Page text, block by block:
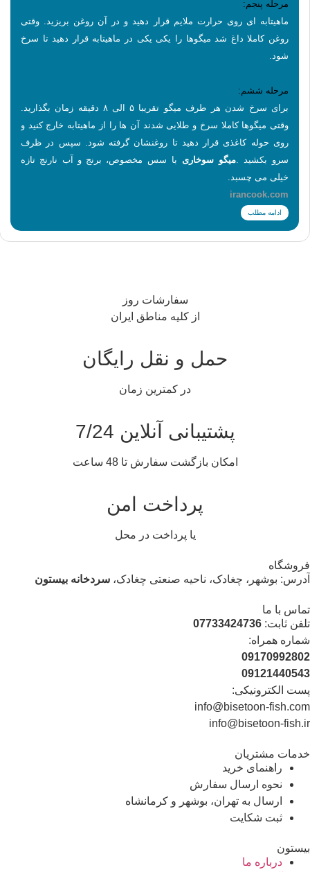
مرحله پنجم:
ماهیتابه ای روی حرارت ملایم قرار دهید و در آن روغن بریزید. وقتی
روغن کاملا داغ شد میگوها را یکی یکی در ماهیتابه قرار دهید تا سرخ
شود.
مرحله ششم:
برای سرخ شدن هر طرف میگو تقریبا ۵ الی ۸ دقیقه زمان بگذارید.
وقتی میگوها کاملا سرخ و طلایی شدند آن ها را از ماهیتابه خارج کنید و
روی حوله کاغذی قرار دهید تا روغنشان گرفته شود. سپس در ظرف
سرو بکشید.میگو سوخاری با سس مخصوص، برنج و آب نارنج تازه
خیلی می چسبد.
irancook.com
ادامه مطلب
سفارشات روز
از کلیه مناطق ایران
حمل و نقل رایگان
در کمترین زمان
پشتیبانی آنلاین 7/24
امکان بازگشت سفارش تا 48 ساعت
پرداخت امن
یا پرداخت در محل
فروشگاه
آدرس: بوشهر، چغادک، ناحیه صنعتی چغادک، سردخانه بیستون
تماس با ما
تلفن ثابت: 07733424736
شماره همراه:
09170992802
09121440543
پست الکترونیکی:
info@bisetoon-fish.com
info@bisetoon-fish.ir
خدمات مشتریان
راهنمای خرید
نحوه ارسال سفارش
ارسال به تهران، بوشهر و کرمانشاه
ثبت شکایت
بیستون
درباره ما